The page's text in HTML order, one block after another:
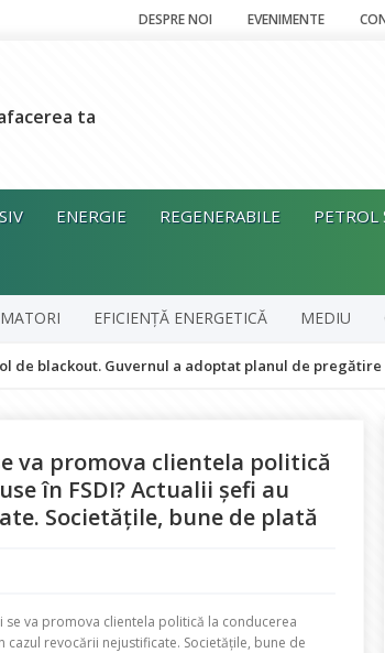
DESPRE NOI EVENIMENTE
ta
ENERGIE REGENERABILE PETROL
EFICIENȚĂ ENERGETICĂ MEDIU
Guvernul a adoptat planul de pregătire pentru
va promova clientela politică
în FSDI? Actualii şefi au
Societăţile, bune de plată
se va promova clientela politică la conducerea
revocării nejustificate. Societăţile, bune de